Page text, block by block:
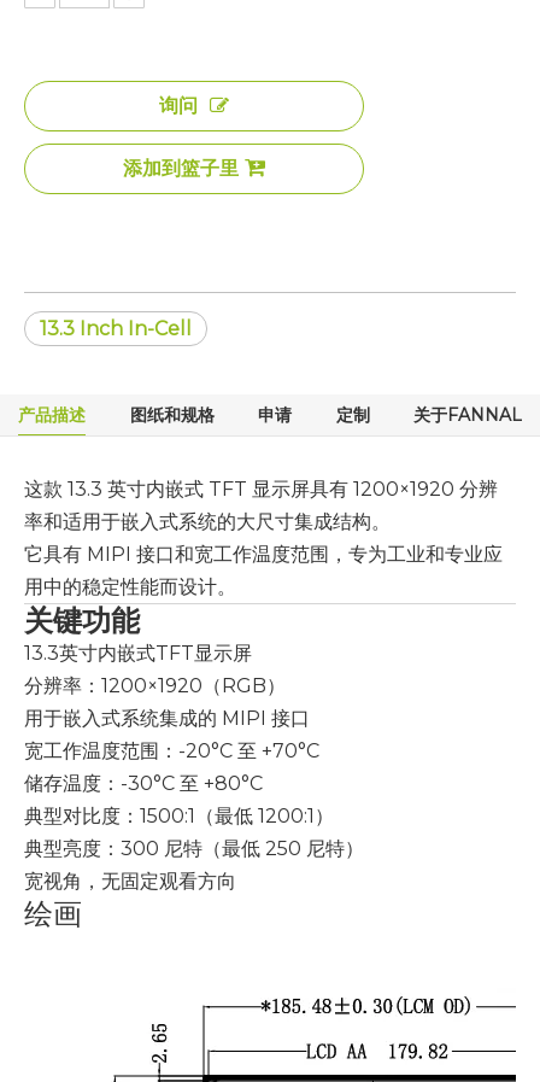
询问
添加到篮子里
13.3 Inch In-Cell
产品描述 图纸和规格 申请 定制 关于FANNAL
这款 13.3 英寸内嵌式 TFT 显示屏具有 1200×1920 分辨
率和适用于嵌入式系统的大尺寸集成结构。
它具有 MIPI 接口和宽工作温度范围，专为工业和专业应
用中的稳定性能而设计。
关键功能
13.3英寸内嵌式TFT显示屏
分辨率：1200×1920（RGB）
用于嵌入式系统集成的 MIPI 接口
宽工作温度范围：-20°C 至 +70°C
储存温度：-30°C 至 +80°C
典型对比度：1500:1（最低 1200:1）
典型亮度：300 尼特（最低 250 尼特）
宽视角，无固定观看方向
绘画